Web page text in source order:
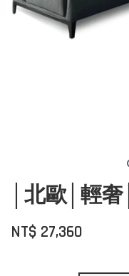
│北歐│輕
NT$ 27,360